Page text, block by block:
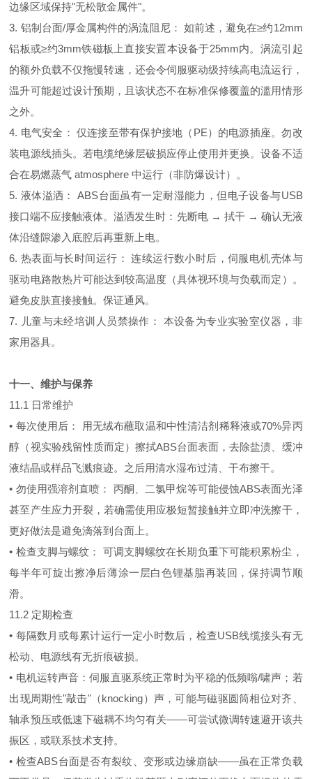
边缘区域保持"无松散金属件"。
3. 铝制台面/厚金属构件的涡流阻尼： 如前述，避免在≥约12mm
铝板或≥约3mm铁磁板上直接安置本设备于25mm内。涡流引起
的额外负载不仅拖慢转速，还会令伺服驱动级持续高电流运行，
温升可能超过设计预期，且该状态不在标准保修覆盖的滥用情形
之外。
4. 电气安全： 仅连接至带有保护接地（PE）的电源插座。勿改
装电源线插头。若电缆绝缘层破损应停止使用并更换。设备不适
合在易燃蒸气 atmosphere 中运行（非防爆设计）。
5. 液体溢洒： ABS台面虽有一定耐湿能力，但电子设备与USB
接口端不应接触液体。溢洒发生时：先断电 → 拭干 → 确认无液
体沿缝隙渗入底腔后再重新上电。
6. 热表面与长时间运行： 连续运行数小时后，伺服电机壳体与
驱动电路散热片可能达到较高温度（具体视环境与负载而定）。
避免皮肤直接接触。保证通风。
7. 儿童与未经培训人员禁操作： 本设备为专业实验室仪器，非
家用器具。
十一、维护与保养
11.1 日常维护
• 每次使用后： 用无绒布蘸取温和中性清洁剂稀释液或70%异丙
醇（视实验残留性质而定）擦拭ABS台面表面，去除盐渍、缓冲
液结晶或样品飞溅痕迹。之后用清水湿布过清、干布擦干。
• 勿使用强溶剂直喷： 丙酮、二氯甲烷等可能侵蚀ABS表面光泽
甚至产生应力开裂，若确需使用应极短暂接触并立即冲洗擦干，
更好做法是避免滴落到台面上。
• 检查支脚与螺纹： 可调支脚螺纹在长期负重下可能积累粉尘，
每半年可旋出擦净后薄涂一层白色锂基脂再装回，保持调节顺
滑。
11.2 定期检查
• 每隔数月或每累计运行一定小时数后，检查USB线缆接头有无
松动、电源线有无折痕破损。
• 电机运转声音：伺服直驱系统正常时为平稳的低频嗡/啸声；若
出现周期性"敲击"（knocking）声，可能与磁驱圆筒相位对齐、
轴承预压或低速下磁耦不均匀有关——可尝试微调转速避开该共
振区，或联系技术支持。
• 检查ABS台面是否有裂纹、变形或边缘崩缺——虽在正常负载